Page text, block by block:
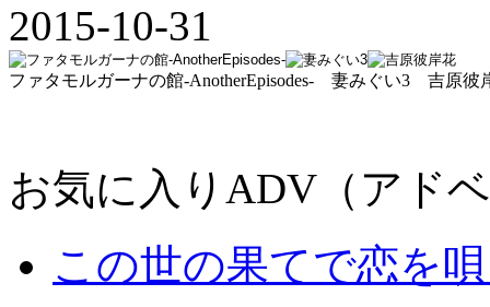
2015-10-31
ファタモルガーナの館-AnotherEpisodes- 妻みぐい3 吉原彼
お気に入りADV（アド
この世の果てで恋を